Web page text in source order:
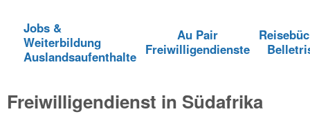
Jobs &
Weiterbildung
Auslandsaufenthalte
Au Pair
Freiwilligendienste
Freiwilligendienst in Südafrika